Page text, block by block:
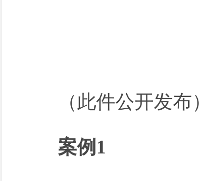
（此件公开发布）
案例1